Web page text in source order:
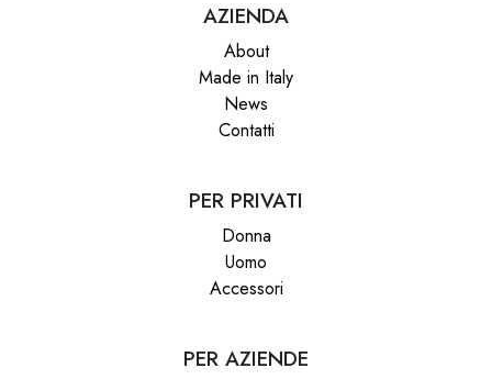
AZIENDA
About
Made in Italy
News
Contatti
PER PRIVATI
Donna
Uomo
Accessori
PER AZIENDE